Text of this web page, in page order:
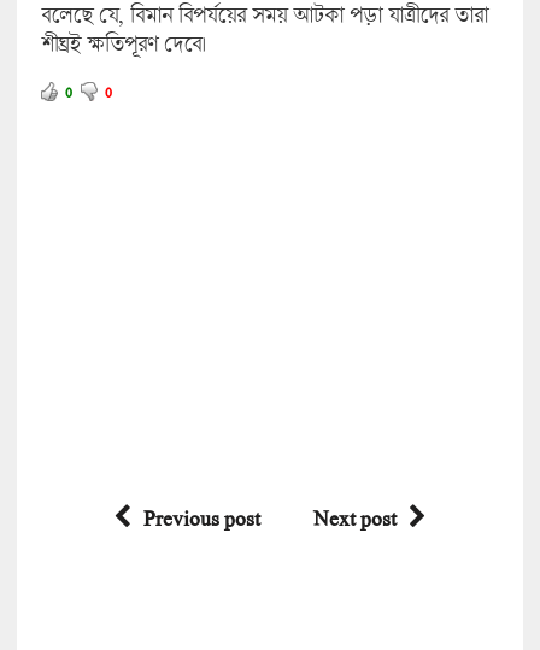
বলেছে যে, বিমান বিপর্যয়ের সময় আটকা পড়া যাত্রীদের তারা
শীঘ্রই ক্ষতিপূরণ দেবে।
0 0
Previous post Next post